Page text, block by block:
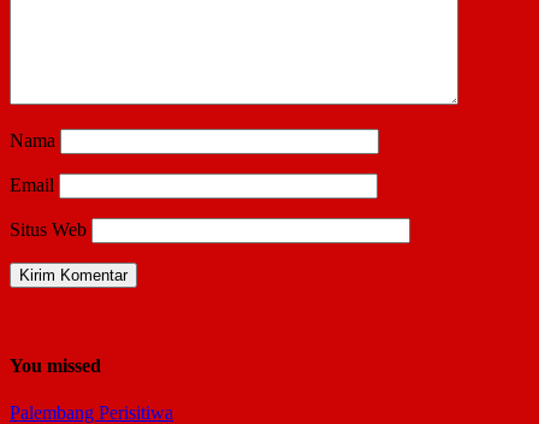
Nama
Email
Situs Web
You missed
Palembang Perisitiwa